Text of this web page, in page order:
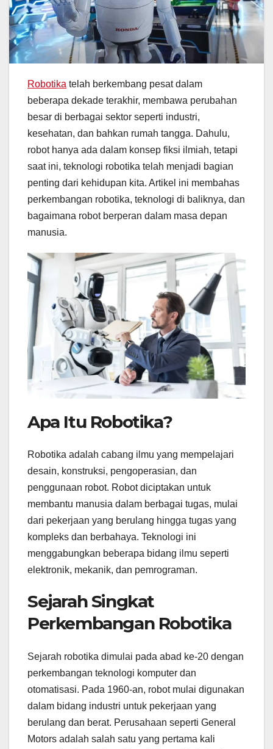
Robotika telah berkembang pesat dalam
beberapa dekade terakhir, membawa perubahan
besar di berbagai sektor seperti industri,
kesehatan, dan bahkan rumah tangga. Dahulu,
robot hanya ada dalam konsep fiksi ilmiah, tetapi
saat ini, teknologi robotika telah menjadi bagian
penting dari kehidupan kita. Artikel ini membahas
perkembangan robotika, teknologi di baliknya, dan
bagaimana robot berperan dalam masa depan
manusia.
Apa Itu Robotika?
Robotika adalah cabang ilmu yang mempelajari
desain, konstruksi, pengoperasian, dan
penggunaan robot. Robot diciptakan untuk
membantu manusia dalam berbagai tugas, mulai
dari pekerjaan yang berulang hingga tugas yang
kompleks dan berbahaya. Teknologi ini
menggabungkan beberapa bidang ilmu seperti
elektronik, mekanik, dan pemrograman.
Sejarah Singkat
Perkembangan Robotika
Sejarah robotika dimulai pada abad ke-20 dengan
perkembangan teknologi komputer dan
otomatisasi. Pada 1960-an, robot mulai digunakan
dalam bidang industri untuk pekerjaan yang
berulang dan berat. Perusahaan seperti General
Motors adalah salah satu yang pertama kali